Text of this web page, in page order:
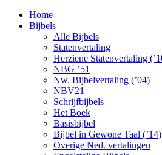
Home
Bijbels
Alle Bijbels
Statenvertaling
Herziene Statenvertaling
NBG ’51
Nw. Bijbelvertaling (’04)
NBV21
Schrijfbijbels
Het Boek
Basisbijbel
Bijbel in Gewone Taal (’14)
Overige Ned. vertalingen